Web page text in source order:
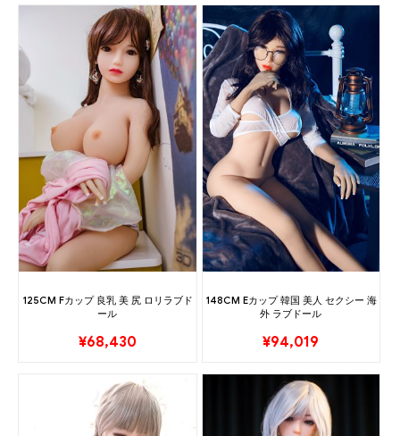
125CM Fカップ 良乳 美 尻 ロリラブド
ール
¥68,430
148CM Eカップ 韓国 美人 セクシー 海
外 ラブドール
¥94,019